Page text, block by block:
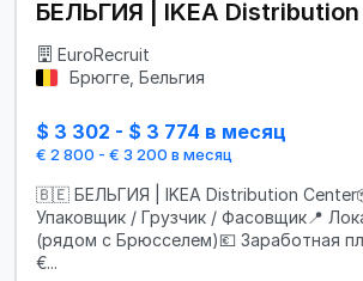
БЕЛЬГИЯ | IKEA
EuroRecruit
Брюгге, Бельгия
$ 3 302 - $ 3 774 в месяц
€ 2 800 - € 3 200 в месяц
🇧🇪 БЕЛЬГИЯ | IKEA Distribution
Упаковщик / Грузчик / Фасовщик📍
(рядом с Брюсселем)💶 Заработная
€...